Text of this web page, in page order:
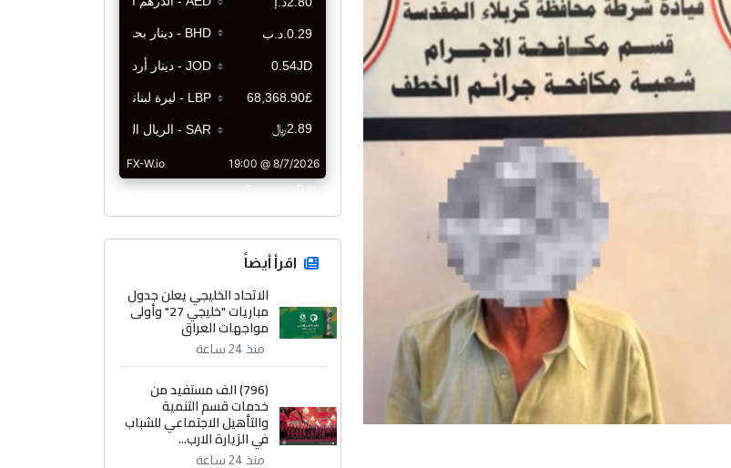
CurrencyRate
اقرأ أيضاً
الاتحاد الخليجي يعلن جدول
مباريات "خليجي 27" وأولى
مواجهات العراق
منذ 24 ساعة
(796) الف مستفيد من
خدمات قسم التنمية
والتأهيل الاجتماعي للشباب
في الزيارة الارب...
منذ 24 ساعة